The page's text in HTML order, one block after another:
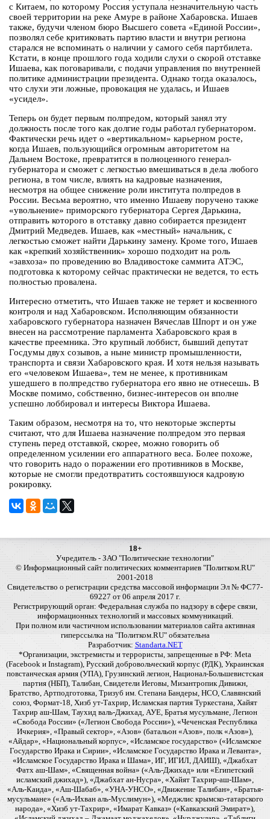
с Китаем, по которому Россия уступала незначительную часть
своей территории на реке Амуре в районе Хабаровска. Ишаев
также, будучи членом бюро Высшего совета «Единой России»,
позволял себе критиковать партию власти и внутри региона
старался не вспоминать о наличии у самого себя партбилета.
Кстати, в конце прошлого года ходили слухи о скорой отставке
Ишаева, как поговаривали, с подачи управления по внутренней
политике администрации президента. Однако тогда оказалось,
что слухи эти ложные, провокация не удалась, и Ишаев
«усидел».
Теперь он будет первым полпредом, который занял эту
должность после того как долгие годы работал губернатором.
Фактически речь идет о «вертикальном» карьерном росте,
когда Ишаев, пользующийся огромным авторитетом на
Дальнем Востоке, превратится в полноценного генерал-
губернатора и сможет с легкостью вмешиваться в дела любого
региона, в том числе, влиять на кадровые назначения,
несмотря на общее снижение роли института полпредов в
России. Весьма вероятно, что именно Ишаеву поручено также
«увольнение» приморского губернатора Сергея Дарькина,
отправить которого в отставку давно собирается президент
Дмитрий Медведев. Ишаев, как «местный» начальник, с
легкостью сможет найти Дарькину замену. Кроме того, Ишаев
как «крепкий хозяйственник» хорошо подходит на роль
«завхоза» по проведению во Владивостоке саммита АТЭС,
подготовка к которому сейчас практически не ведется, то есть
полностью провалена.
Интересно отметить, что Ишаев также не теряет и косвенного
контроля и над Хабаровском. Исполняющим обязанности
хабаровского губернатора назначен Вячеслав Шпорт и он уже
внесен на рассмотрение парламента Хабаровского края в
качестве преемника. Это крупный лоббист, бывший депутат
Госдумы двух созывов, а ныне министр промышленности,
транспорта и связи Хабаровского края. И хотя нельзя называть
его «человеком Ишаева», тем не менее, к противникам
ушедшего в полпредство губернатора его явно не отнесешь. В
Москве помимо, собственно, бизнес-интересов он вполне
успешно лоббировал и интересы Виктора Ишаева.
Таким образом, несмотря на то, что некоторые эксперты
считают, что для Ишаева назначение полпредом это первая
ступень перед отставкой, скорее, можно говорить об
определенном усилении его аппаратного веса. Более похоже,
что говорить надо о поражении его противников в Москве,
которые не смогли предотвратить состоявшуюся кадровую
рокировку.
18+
Учредитель - ЗАО "Политические технологии"
© Информационный сайт политических комментариев "Политком.RU"
2001-2018
Свидетельство о регистрации средства массовой информации Эл № ФС77-
69227 от 06 апреля 2017 г.
Регистрирующий орган: Федеральная служба по надзору в сфере связи,
информационных технологий и массовых коммуникаций.
При полном или частичном использовании материалов сайта активная
гиперссылка на "Политком.RU" обязательна
Разработчик: Standarta.NET
*Организации, экстремисты и террористы, запрещенные в РФ: Meta
(Facebook и Instagram), Русский добровольческий корпус (РДК), Украинская
повстанческая армия (УПА), Грузинский легион, Национал-Большевистская
партия (НБП), Талибан, Свидетели Иеговы, Мизантропик Дивижн,
Братство, Артподготовка, Тризуб им. Степана Бандеры, НСО, Славянский
союз, Формат-18, Хизб ут-Тахрир, Исламская партия Туркестана, Хайят
Тахрир аш-Шам, Таухид валь-Джихад, АУЕ, Братья мусульмане, Легион
«Свобода России» («Легион Свобода России»), «Чеченская Республика
Ичкерия», «Правый сектор», «Азов» (батальон «Азов», полк «Азов»),
«Айдар», «Национальный корпус», «Исламское государство» («Исламское
Государство Ирака и Сирии», «Исламское Государство Ирака и Леванта»,
«Исламское Государство Ирака и Шама», ИГ, ИГИЛ, ДАИШ), «Джабхат
Фатх аш-Шам», «Священная война» («Аль-Джихад» или «Египетский
исламский джихад»), «Джабхат ан-Нусра», «Хайят Тахрир-аш-Шам»,
«Аль-Каида», «Аш-Шабаб», «УНА-УНСО», «Движение Талибан», «Братья-
мусульмане» («Аль-Ихван аль-Муслимун»), «Меджлис крымско-татарского
народа», «Хизб ут-Тахрир», «Имарат Кавказ» («Кавказский Эмират»),